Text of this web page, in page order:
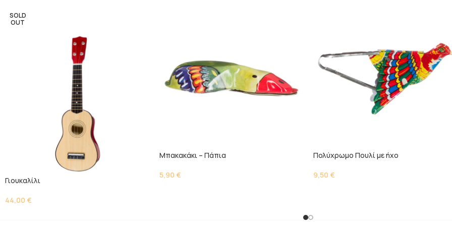
SOLD
OUT
Γιουκαλίλι
44,00 €
Μπακακάκι – Πάπια
5,90 €
Πολύχρωμο Πουλί με ήχο
9,50 €